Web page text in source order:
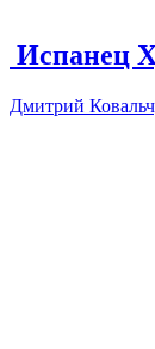
Испанец
Дмитрий